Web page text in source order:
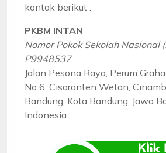
kontak berikut :
PKBM INTAN
Nomor Pokok Sekolah Nasional
P9948537
Jalan Pesona Raya, Perum
No 6, Cisaranten Wetan,
Bandung, Kota Bandung, Jawa
Indonesia